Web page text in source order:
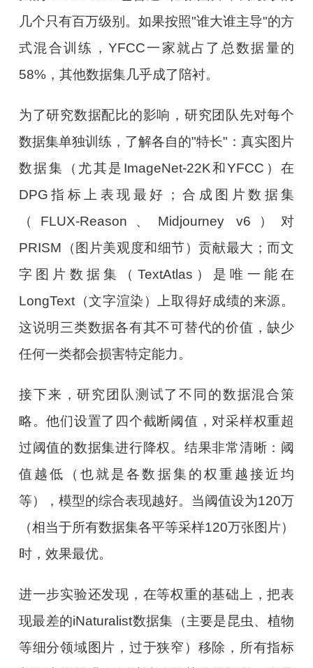
几个只有百万级别。如果按照"谁大谁主导"的方
式混合训练，YFCC一家就占了总数据量的
58%，其他数据集几乎成了陪衬。
为了研究数据配比的影响，研究团队先对每个
数据集单独训练，了解各自的"特长"：真实图片
数据集（尤其是ImageNet-22K和YFCC）在
DPG指标上表现最好；合成图片数据集
（FLUX-Reason、Midjourney v6）对
PRISM（图片美观度和细节）贡献最大；而文
字图片数据集（TextAtlas）是唯一能在
LongText（文字渲染）上取得好成绩的来源。
这说明三类数据各有其不可替代的价值，缺少
任何一类都会损害特定能力。
接下来，研究团队测试了不同的数据混合策
略。他们设置了四个截断阈值，对采样权重超
过阈值的数据集进行降权。结果非常清晰：阈
值越低（也就是各数据集的权重越接近均
等），模型的综合表现越好。当阈值设为120万
（相当于所有数据集各平等采样120万张图片）
时，效果最优。
进一步实验还发现，在等权重的基础上，把表
现最差的iNaturalist数据集（主要是昆虫、植物
等细分领域图片，过于狭窄）移除，所有指标